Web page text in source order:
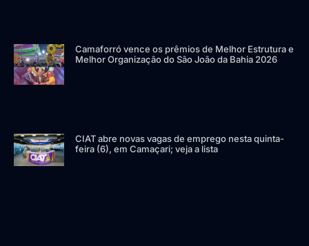
Camaforró vence os prêmios de Melhor Estrutura e
Melhor Organização do São João da Bahia 2026
CIAT abre novas vagas de emprego nesta quinta-
feira (6), em Camaçari; veja a lista